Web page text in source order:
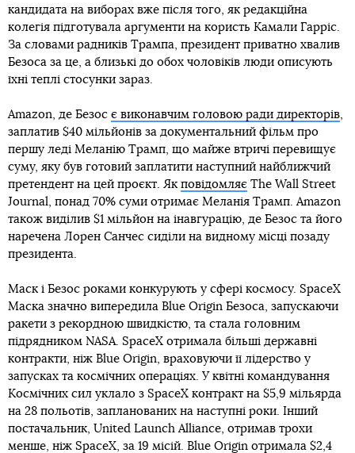
кандидата на виборах вже після того, як редакційна
колегія підготувала аргументи на користь Камали Гарріс.
За словами радників Трампа, президент приватно хвалив
Безоса за це, а близькі до обох чоловіків люди описують
їхні теплі стосунки зараз.
Amazon, де Безос є виконавчим головою ради директорів,
заплатив $40 мільйонів за документальний фільм про
першу леді Меланію Трамп, що майже втричі перевищує
суму, яку був готовий заплатити наступний найближчий
претендент на цей проєкт. Як повідомляє The Wall Street
Journal, понад 70% суми отримає Меланія Трамп. Amazon
також виділив $1 мільйон на інавгурацію, де Безос та його
наречена Лорен Санчес сиділи на видному місці позаду
президента.
Маск і Безос роками конкурують у сфері космосу. SpaceX
Маска значно випередила Blue Origin Безоса, запускаючи
ракети з рекордною швидкістю, та стала головним
підрядником NASA. SpaceX отримала більші державні
контракти, ніж Blue Origin, враховуючи її лідерство у
запусках та космічних операціях. У квітні командування
Космічних сил уклало з SpaceX контракт на $5,9 мільярда
на 28 польотів, запланованих на наступні роки. Інший
постачальник, United Launch Alliance, отримав трохи
менше, ніж SpaceX, за 19 місій. Blue Origin отримала $2,4